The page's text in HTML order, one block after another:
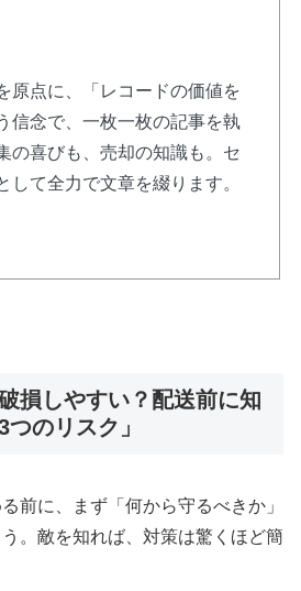
原点に、「レコードの価値を
信念で、一枚一枚の記事を執
の喜びも、売却の知識も。セ
して全力で文章を綴ります。
損しやすい？配送前に知
のリスク」
前に、まず「何から守るべきか」
。敵を知れば、対策は驚くほど簡